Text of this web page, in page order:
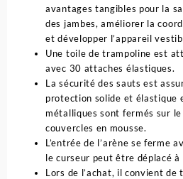
avantages tangibles pour la
des jambes, améliorer la
et développer l’appareil
Une toile de trampoline est
avec 30 attaches élastiques.
La sécurité des sauts est
protection solide et élastique
métalliques sont fermés sur le
couvercles en mousse.
L’entrée de l’arène se ferme
le curseur peut être déplacé
Lors de l’achat, il convient de